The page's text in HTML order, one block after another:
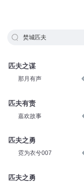
焚城匹夫
匹夫之谋
那月有声
匹夫有责
嘉欢故事
匹夫之勇
霓为衣兮007
匹夫之勇